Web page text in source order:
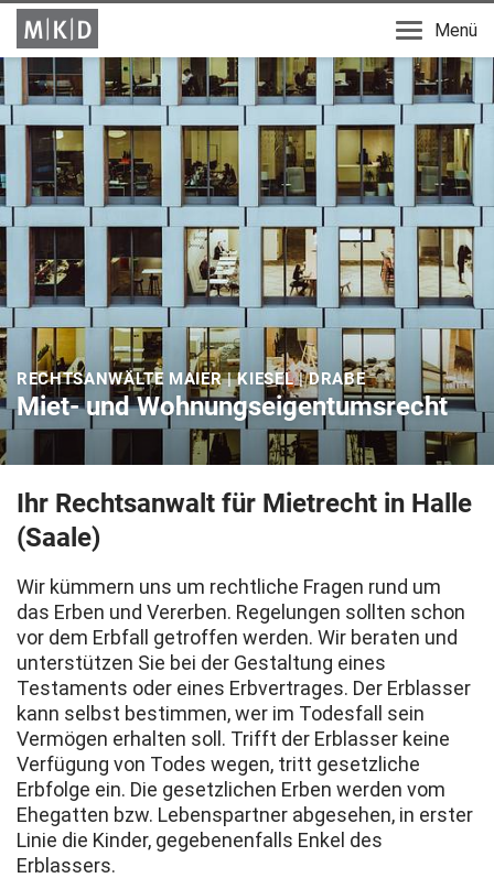
Menü
RECHTSANWÄLTE MAIER | KIESEL | DRABE
Miet- und Wohnungseigentumsrecht
Ihr Rechtsanwalt für Mietrecht in Halle
(Saale)
Wir kümmern uns um rechtliche Fragen rund um
das Erben und Vererben. Regelungen sollten schon
vor dem Erbfall getroffen werden. Wir beraten und
unterstützen Sie bei der Gestaltung eines
Testaments oder eines Erbvertrages. Der Erblasser
kann selbst bestimmen, wer im Todesfall sein
Vermögen erhalten soll. Trifft der Erblasser keine
Verfügung von Todes wegen, tritt gesetzliche
Erbfolge ein. Die gesetzlichen Erben werden vom
Ehegatten bzw. Lebenspartner abgesehen, in erster
Linie die Kinder, gegebenenfalls Enkel des
Erblassers.